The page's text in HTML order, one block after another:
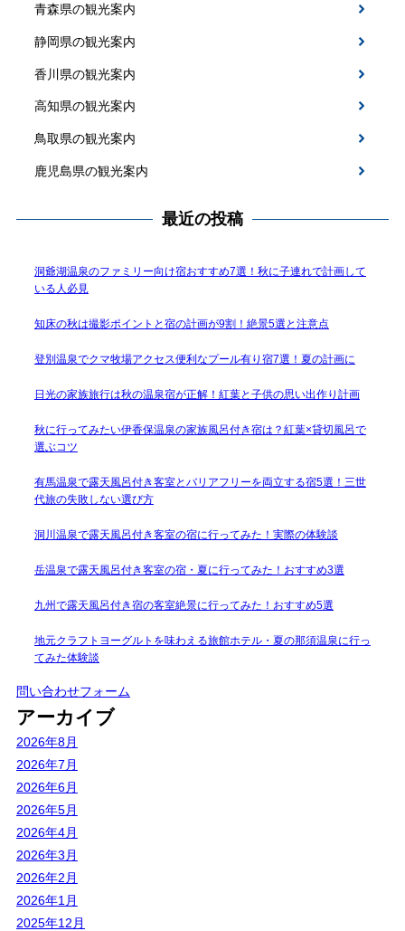
青森県の観光案内
静岡県の観光案内
香川県の観光案内
高知県の観光案内
鳥取県の観光案内
鹿児島県の観光案内
最近の投稿
洞爺湖温泉のファミリー向け宿おすすめ7選！秋に子連れで計画して
いる人必見
知床の秋は撮影ポイントと宿の計画が9割！絶景5選と注意点
登別温泉でクマ牧場アクセス便利なプール有り宿7選！夏の計画に
日光の家族旅行は秋の温泉宿が正解！紅葉と子供の思い出作り計画
秋に行ってみたい伊香保温泉の家族風呂付き宿は？紅葉×貸切風呂で
選ぶコツ
有馬温泉で露天風呂付き客室とバリアフリーを両立する宿5選！三世
代旅の失敗しない選び方
洞川温泉で露天風呂付き客室の宿に行ってみた！実際の体験談
岳温泉で露天風呂付き客室の宿・夏に行ってみた！おすすめ3選
九州で露天風呂付き宿の客室絶景に行ってみた！おすすめ5選
地元クラフトヨーグルトを味わえる旅館ホテル・夏の那須温泉に行っ
てみた体験談
問い合わせフォーム
アーカイブ
2026年8月
2026年7月
2026年6月
2026年5月
2026年4月
2026年3月
2026年2月
2026年1月
2025年12月